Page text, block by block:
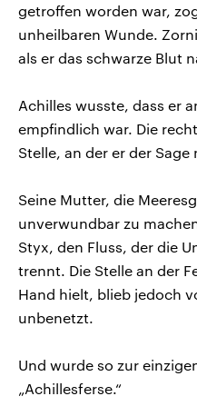
getroffen worden war,
unheilbaren Wunde.
als er das schwarze Blut
Achilles wusste, dass er
empfindlich war. Die
Stelle, an der er der
Seine Mutter, die
unverwundbar zu
Styx, den Fluss, der die
trennt. Die Stelle an der
Hand hielt, blieb jedoch
unbenetzt.
Und wurde so zur
„Achillesferse.“